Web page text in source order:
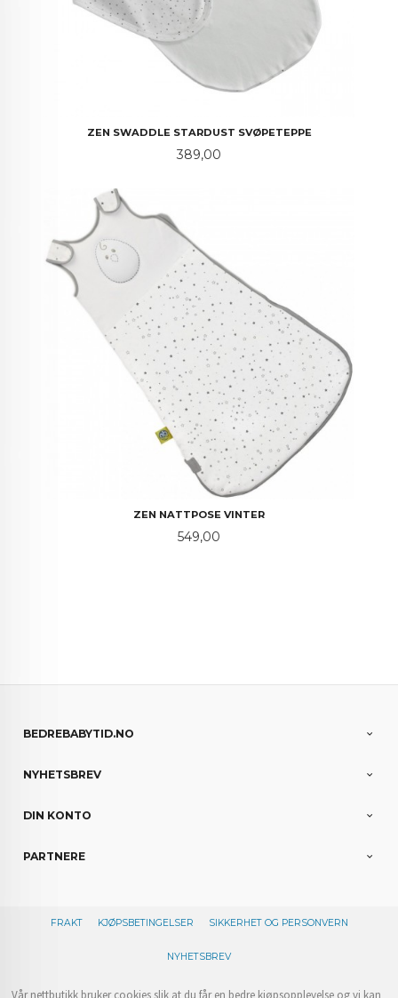
ZEN SWADDLE STARDUST SVØPETEPPE
Pris
389,00
ZEN NATTPOSE VINTER
Pris
549,00
BEDREBABYTID.NO
NYHETSBREV
DIN KONTO
PARTNERE
FRAKT KJØPSBETINGELSER SIKKERHET OG PERSONVERN
NYHETSBREV
Vår nettbutikk bruker cookies slik at du får en bedre kjøpsopplevelse og vi kan